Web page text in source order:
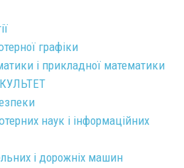
графіки
і прикладної математики
наук і інформаційних
і дорожніх машин